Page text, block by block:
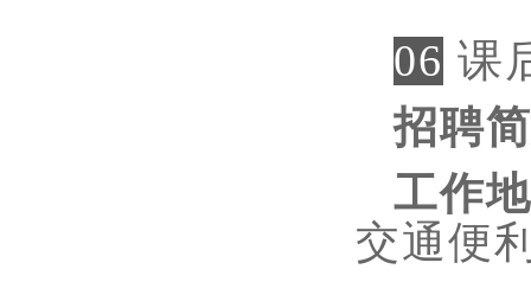
06 课
招聘
工作
交通便